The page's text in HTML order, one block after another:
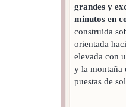
grandes y
minutos en
construida
orientada
elevada con
y la montaña
puestas de